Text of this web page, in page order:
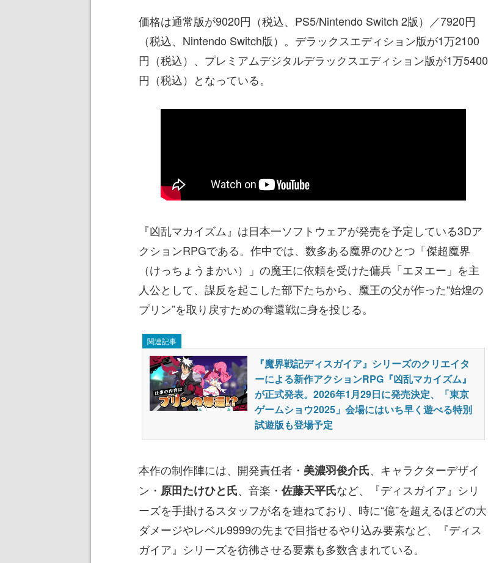
価格は通常版が9020円（税込、PS5/Nintendo Switch 2版）／7920円
（税込、Nintendo Switch版）。デラックスエディション版が1万2100
円（税込）、プレミアムデジタルデラックスエディション版が1万5400
円（税込）となっている。
『凶乱マカイズム』は日本一ソフトウェアが発売を予定している3Dア
クションRPGである。作中では、数多ある魔界のひとつ「傑超魔界
（けっちょうまかい）」の魔王に依頼を受けた傭兵「エヌエー」を主
人公として、謀反を起こした部下たちから、魔王の父が作った“始煌の
プリン”を取り戻すための奪還戦に身を投じる。
関連記事
『魔界戦記ディスガイア』シリーズのクリエイタ
ーによる新作アクションRPG『凶乱マカイズム』
が正式発表。2026年1月29日に発売決定、「東京
ゲームショウ2025」会場にはいち早く遊べる特別
試遊版も登場予定
本作の制作陣には、開発責任者・ 美濃羽俊介氏、キャラクターデザイ
ン・ 原田たけひと氏、音楽・ 佐藤天平氏など、『ディスガイア』シリ
ーズを手掛けるスタッフが名を連ねており、時に“億”を超えるほどの大
ダメージやレベル9999の先まで目指せるやり込み要素など、『ディス
ガイア』シリーズを彷彿させる要素も多数含まれている。